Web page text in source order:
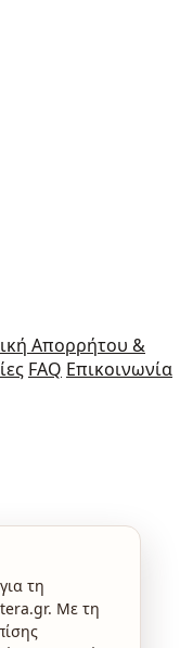
Απορρήτου &
FAQ Επικοινωνία
τη
Με τη